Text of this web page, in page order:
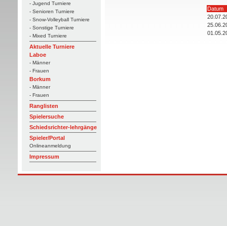
- Jugend Turniere
- Senioren Turniere
- Snow-Volleyball Turniere
- Sonstige Turniere
- Mixed Turniere
Aktuelle Turniere
Laboe
- Männer
- Frauen
Borkum
- Männer
- Frauen
Ranglisten
Spielersuche
Schiedsrichter-lehrgänge
Spieler/Portal
Onlineanmeldung
Impressum
Datum